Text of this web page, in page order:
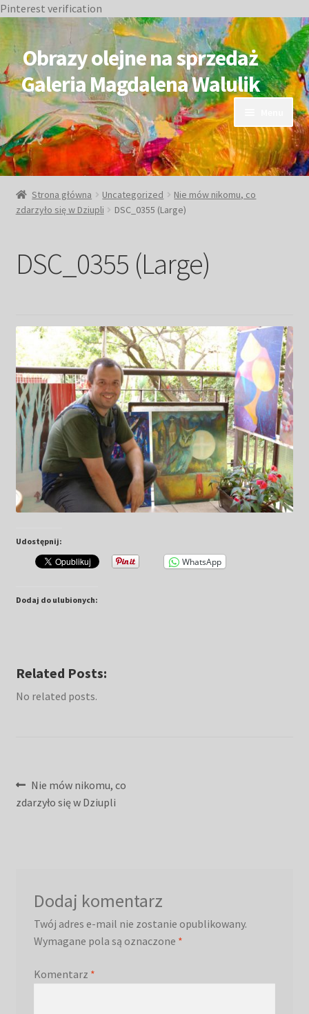
Pinterest verification
do
nawigacji
do
treści
Obrazy olejne na sprzedaż
Galeria Magdalena Walulik
OBRAZY DOSTĘPNE
Duże obrazy
Małe obrazy
Kwiaty
Pejzaż
Obrazy abstrakcyjne
Tarot
Wabi sabi
Aukcja
O mnie
Strona główna Uncategorized
Nie mów nikomu, co
zdarzyło się w Dziupli
DSC_0355 (Large)
DSC_0355 (Large)
Udostępnij:
WhatsApp
Dodaj do ulubionych:
Related Posts:
No related posts.
Nawigacja
wpisu
Poprzedni
wpis:
Nie mów nikomu, co
zdarzyło się w Dziupli
Dodaj komentarz
Twój adres e-mail nie zostanie opublikowany.
Wymagane pola są oznaczone *
Komentarz *